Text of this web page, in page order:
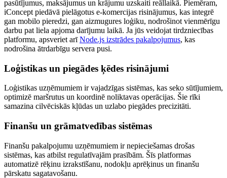
pasūtījumus, maksājumus un krājumu uzskaiti reāllaikā. Piemēram,
iConcept piedāvā pielāgotus e-komercijas risinājumus, kas integrē
gan mobilo pieredzi, gan aizmugures loģiku, nodrošinot vienmērīgu
darbu pat liela apjoma darījumu laikā. Ja jūs veidojat tirdzniecības
platformu, apsveriet arīNode.js izstrādes pakalpojumus, kas
nodrošina ātrdarbīgu servera pusi.
Loģistikas un piegādes ķēdes risinājumi
Loģistikas uzņēmumiem ir vajadzīgas sistēmas, kas seko sūtījumiem,
optimizē maršrutus un koordinē noliktavas operācijas. Šie rīki
samazina cilvēciskās kļūdas un uzlabo piegādes precizitāti.
Finanšu un grāmatvedības sistēmas
Finanšu pakalpojumu uzņēmumiem ir nepieciešamas drošas
sistēmas, kas atbilst regulatīvajām prasībām. Šīs platformas
automatizē rēķinu izrakstīšanu, nodokļu aprēķinus un finanšu
pārskatu sagatavošanu.